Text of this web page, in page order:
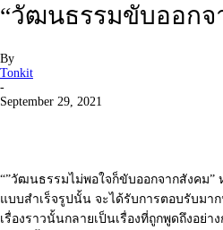
“วัฒนธรรมขับออกจ
By
Tonkit
-
September 29, 2021
“”วัฒนธรรมไม่พอใจก็ขับออกจากสังคม”
แบบสำเร็จรูปนั้น จะได้รับการตอบรับมา
เรื่องราวนั้นกลายเป็นเรื่องที่ถูกพูดถึงอย่า